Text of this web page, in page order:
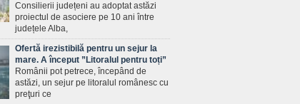
Consilierii județeni au adoptat astăzi
proiectul de asociere pe 10 ani între
județele Alba,
Ofertă irezistibilă pentru un sejur la
mare. A început ”Litoralul pentru toți”
Românii pot petrece, începând de
astăzi, un sejur pe litoralul românesc cu
preţuri ce